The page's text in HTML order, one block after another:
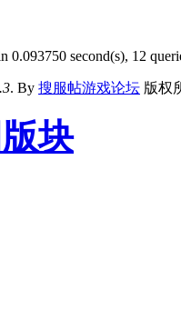
0.093750 second(s), 12
. By 搜服帖游戏论坛 版权
块